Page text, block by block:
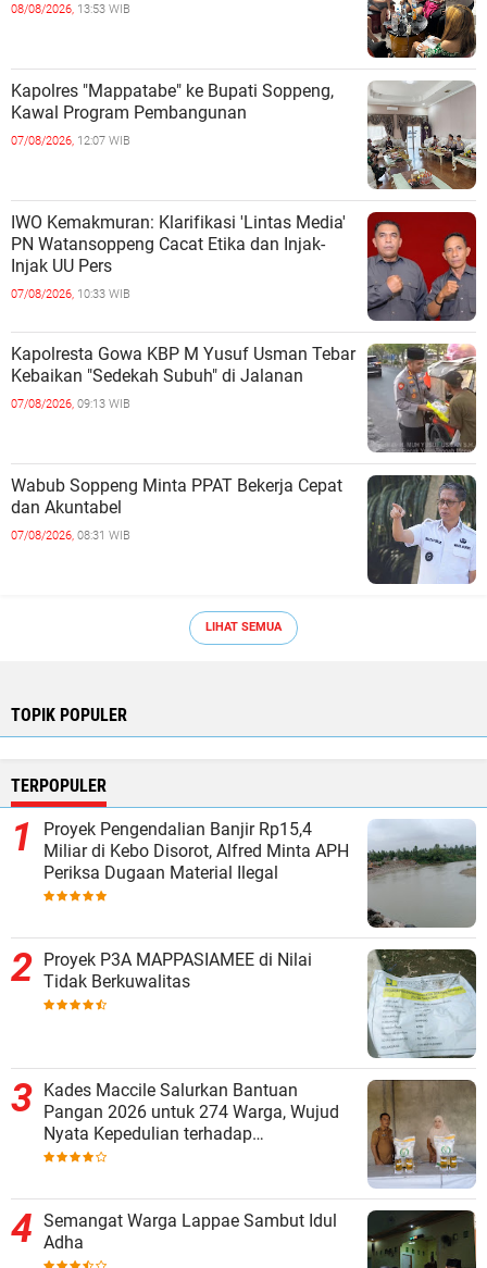
08/08/2026, 13:53 WIB
Kapolres "Mappatabe" ke Bupati Soppeng,
Kawal Program Pembangunan ‎ ‎
07/08/2026, 12:07 WIB
IWO Kemakmuran: Klarifikasi 'Lintas Media'
PN Watansoppeng Cacat Etika dan Injak-
Injak UU Pers
07/08/2026, 10:33 WIB
Kapolresta Gowa KBP M Yusuf Usman Tebar
Kebaikan "Sedekah Subuh" di Jalanan ‎
07/08/2026, 09:13 WIB
Wabub Soppeng Minta PPAT Bekerja Cepat
dan Akuntabel ‎
07/08/2026, 08:31 WIB
LIHAT SEMUA
TOPIK POPULER
TERPOPULER
Proyek Pengendalian Banjir Rp15,4
Miliar di Kebo Disorot, Alfred Minta APH
Periksa Dugaan Material Ilegal
Proyek P3A MAPPASIAMEE di Nilai
Tidak Berkuwalitas
Kades Maccile Salurkan Bantuan
Pangan 2026 untuk 274 Warga, Wujud
Nyata Kepedulian terhadap
Kesejahteraan Masyarakat
Semangat Warga Lappae Sambut Idul
Adha